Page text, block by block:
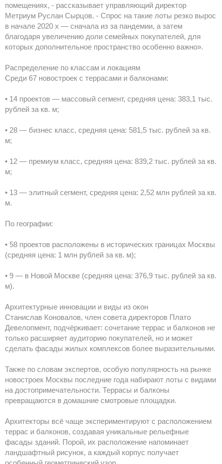
помещениях, - рассказывает управляющий директор
Метриум Руслан Сырцов. - Спрос на такие лоты резко вырос
в начале 2020 х — сначала из за пандемии, а затем
благодаря увеличению доли семейных покупателей, для
которых дополнительное пространство особенно важно».
Распределение по классам и локациям
Среди 67 новостроек с террасами и балконами:
• 14 проектов — массовый сегмент, средняя цена: 383,1 тыс.
рублей за кв. м;
• 28 — бизнес класс, средняя цена: 581,5 тыс. рублей за кв.
м;
• 12 — премиум класс, средняя цена: 839,2 тыс. рублей за кв.
м;
• 13 — элитный сегмент, средняя цена: 2,52 млн рублей за кв.
м.
По географии:
• 58 проектов расположены в исторических границах Москвы
(средняя цена: 1 млн рублей за кв. м);
• 9 — в Новой Москве (средняя цена: 376,9 тыс. рублей за кв.
м).
Архитектурные инновации и виды из окон
Станислав Коновалов, член совета директоров Плато
Девелопмент, подчёркивает: сочетание террас и балконов не
только расширяет аудиторию покупателей, но и может
сделать фасады жилых комплексов более выразительными.
Также по словам экспертов, особую популярность на рынке
новостроек Москвы последние года набирают лоты с видами
на достопримечательности. Террасы и балконы
превращаются в домашние смотровые площадки.
Архитекторы всё чаще экспериментируют с расположением
террас и балконов, создавая уникальные рельефные
фасады зданий. Порой, их расположение напоминает
ландшафтный рисунок, а каждый корпус получает